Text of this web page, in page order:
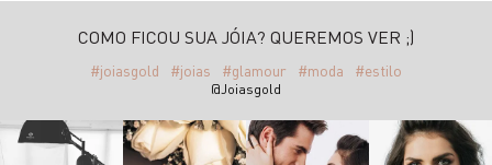
COMO FICOU SUA JÓIA? QUEREMOS VER ;)
#joiasgold #joias #glamour #moda #estilo
@Joiasgold